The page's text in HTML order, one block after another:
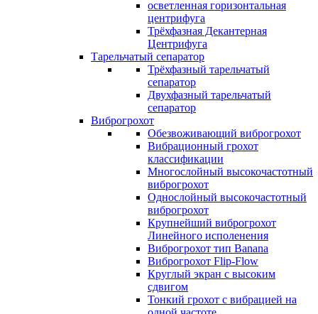
осветленная горизонтальная
центрифуга
Трёхфазная Декантерная
Центрифуга
Тарельчатый сепаратор
Трёхфазный тарельчатый
сепаратор
Двухфазный тарельчатый
сепаратор
Виброгрохот
Обезвоживающий виброгрохот
Вибрационный грохот
классификации
Многослойный высокочастотный
виброгрохот
Однослойный высокочастотный
виброгрохот
Крупнейший виброгрохот
Линейного исполенения
Виброгрохот тип Banana
Виброгрохот Flip-Flow
Круглый экран с высоким
сдвигом
Тонкий грохот с вибрацией на